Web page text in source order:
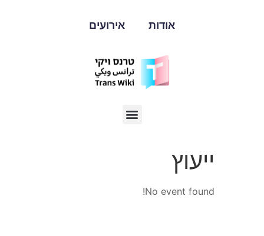
אודות אירועים
ייעוץ
No event found!